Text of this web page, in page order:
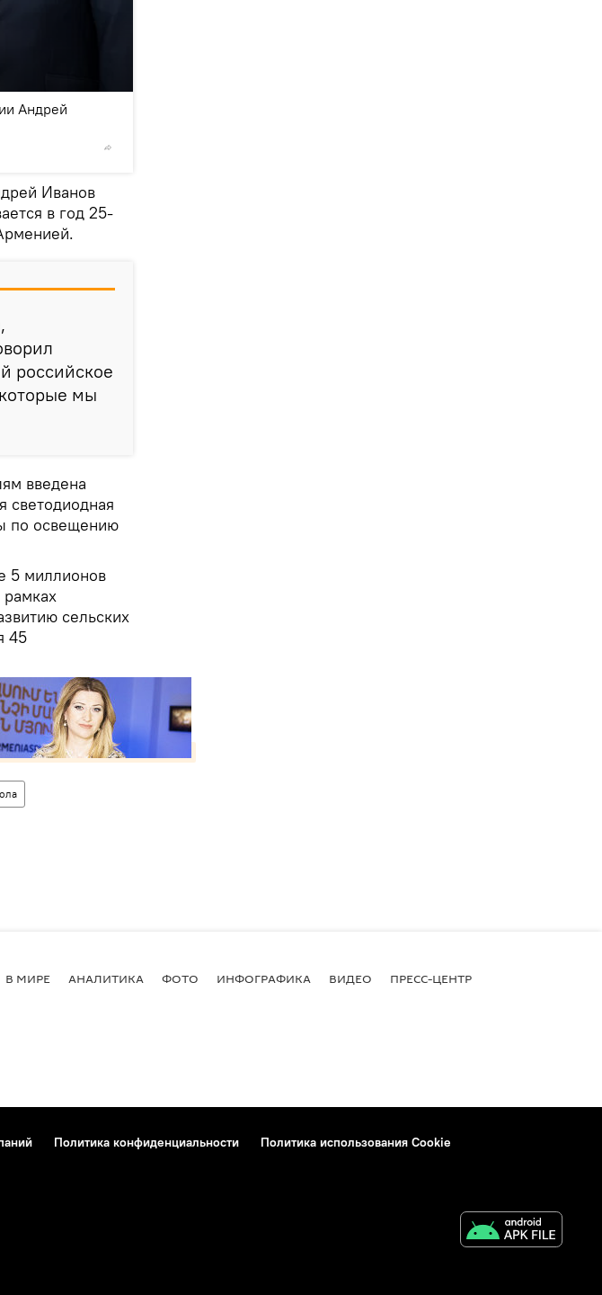
Андрей
Иванов
в год 25-
российское
мы
введена
светодиодная
по освещению
5 миллионов
сельских
45
В МИРЕ АНАЛИТИКА ФОТО ИНФОГРАФИКА ВИДЕО ПРЕСС-ЦЕНТР
Политика конфиденциальности
Политика использования Cookie